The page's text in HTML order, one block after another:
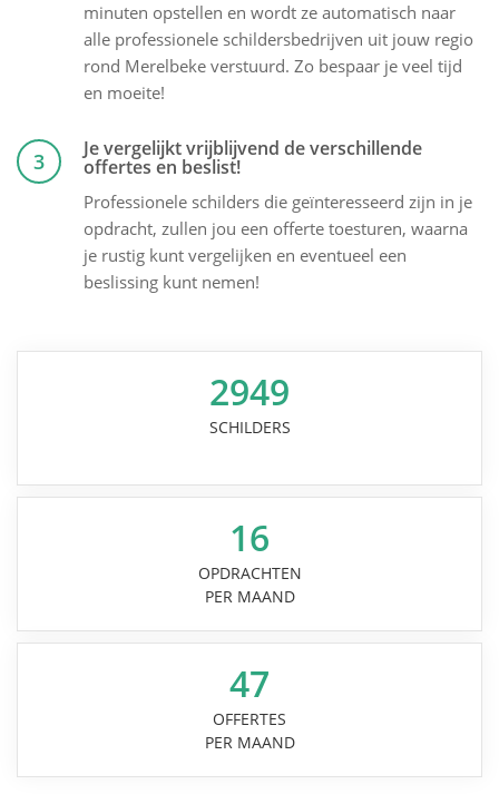
minuten opstellen en wordt ze automatisch naar
alle professionele schildersbedrijven uit jouw regio
rond Merelbeke verstuurd. Zo bespaar je veel tijd
en moeite!
3 Je vergelijkt vrijblijvend de verschillende
offertes en beslist!
Professionele schilders die geïnteresseerd zijn in je
opdracht, zullen jou een offerte toesturen, waarna
je rustig kunt vergelijken en eventueel een
beslissing kunt nemen!
2949
SCHILDERS
16
OPDRACHTEN
PER MAAND
47
OFFERTES
PER MAAND